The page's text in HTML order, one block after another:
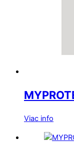
Viac info